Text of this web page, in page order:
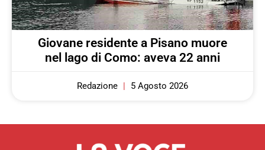
Giovane residente a Pisano muore
nel lago di Como: aveva 22 anni
Redazione 5 Agosto 2026